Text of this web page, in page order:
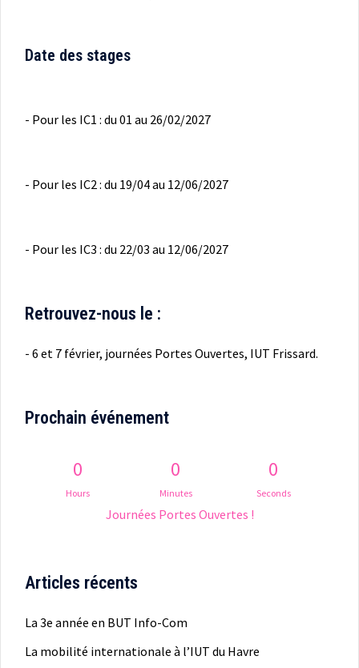
Date des stages
- Pour les IC1 : du 01 au 26/02/2027
- Pour les IC2 : du 19/04 au 12/06/2027
- Pour les IC3 : du 22/03 au 12/06/2027
Retrouvez-nous le :
- 6 et 7 février, journées Portes Ouvertes, IUT Frissard.
Prochain événement
0
Hours
0
Minutes
0
Seconds
Journées Portes Ouvertes !
Articles récents
La 3e année en BUT Info-Com
La mobilité internationale à l’IUT du Havre